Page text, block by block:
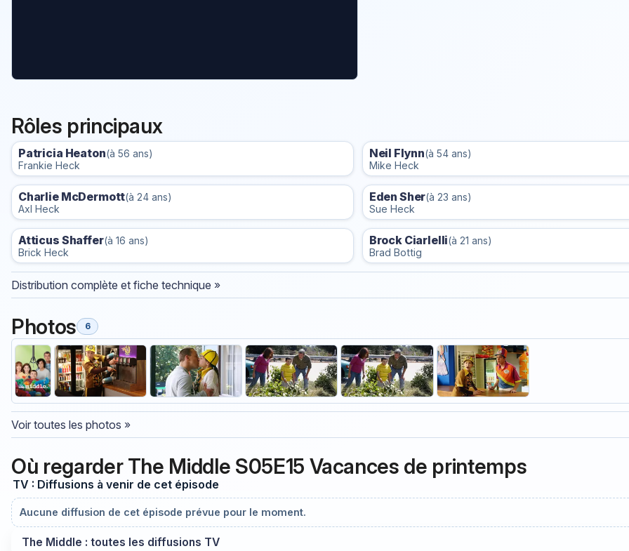
Rôles principaux
Patricia Heaton(à 56 ans)
Frankie Heck
Neil Flynn(à 54 ans)
Mike Heck
Charlie McDermott(à 24 ans)
Axl Heck
Eden Sher(à 23 ans)
Sue Heck
Atticus Shaffer(à 16 ans)
Brick Heck
Brock Ciarlelli(à 21 ans)
Brad Bottig
Distribution complète et fiche technique »
Photos 6
Voir toutes les photos »
Où regarder The Middle S05E15 Vacances de printemps
TV : Diffusions à venir de cet épisode
Aucune diffusion de cet épisode prévue pour le moment.
The Middle : toutes les diffusions TV